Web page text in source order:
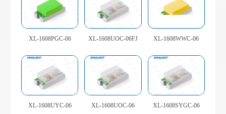
XL-1608PGC-06 XL-1608UOC-06FJ XL-1608WWC-06
XL-1608UYC-06 XL-1608UOC-06 XL-1608SYGC-06